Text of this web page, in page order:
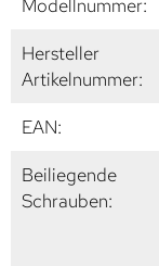
Modellnummer:
Hersteller
Artikelnummer:
EAN:
Beiliegende
Schrauben: